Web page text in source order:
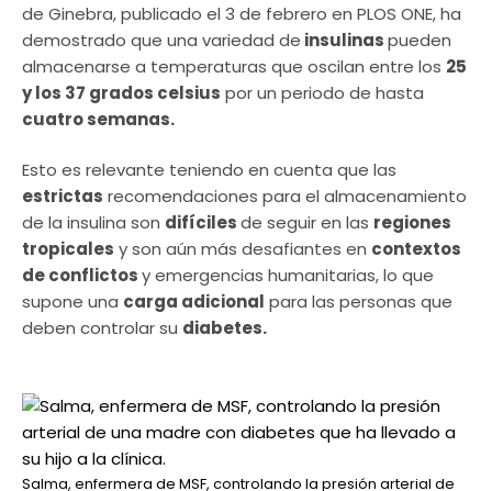
de Ginebra, publicado el 3 de febrero en PLOS ONE, ha
demostrado que una variedad de insulinaspueden
almacenarse a temperaturas que oscilan entre los 25
y los 37 grados celsius por un periodo de hasta
cuatro semanas.
Esto es relevante teniendo en cuenta que las
estrictas recomendaciones para el almacenamiento
de la insulina son difícilesde seguir en las regiones
tropicales y son aún más desafiantes en contextos
de conflictosy emergencias humanitarias, lo que
supone una carga adicional para las personas que
deben controlar su diabetes.
Salma, enfermera de MSF, controlando la presión arterial de